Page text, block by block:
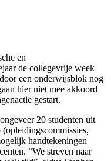
en
de collegevrije week
een onderwijsblok nog
hier niet mee akkoord
gestart.
20 studenten uit
(opleidingscommissies,
handtekeningen
“We streven naar